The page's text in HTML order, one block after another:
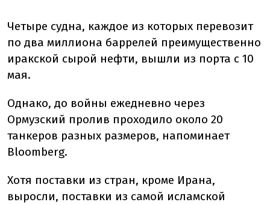
Четыре судна, каждое из которых перевозит
по два миллиона баррелей преимущественно
иракской сырой нефти, вышли из порта с 10
мая.
Однако, до войны ежедневно через
Ормузский пролив проходило около 20
танкеров разных размеров, напоминает
Bloomberg.
Хотя поставки из стран, кроме Ирана,
выросли, поставки из самой исламской